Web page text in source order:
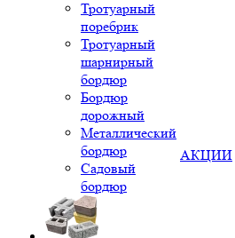
Тротуарный
поребрик
Тротуарный
шарнирный
бордюр
Бордюр
дорожный
Металлический
бордюр
Садовый
бордюр
АКЦИИ